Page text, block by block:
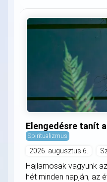
Elengedésre tanít
Spiritualizmus
2026. augusztus 6.
Hajlamosak vagyunk
hét minden napján, az